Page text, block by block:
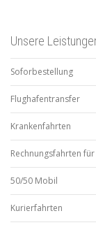
Unsere
Soforbestellung
Flughafentransfer
Krankenfahrten
Rechnungsfahrten
50/50 Mobil
Kurierfahrten